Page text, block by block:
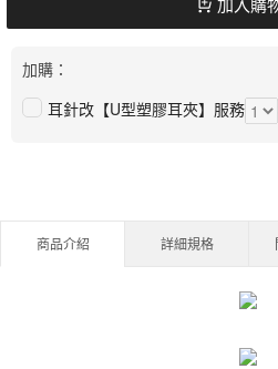
加購：
耳針改【U型塑膠耳夾】服務
商品介紹 詳細規格